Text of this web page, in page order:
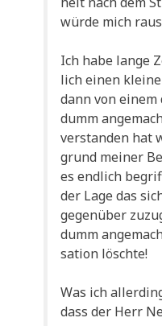
wür­de mich
Ich habe lan­ge
lich einen
dann von
dumm
ver­stan­den hat
grund mei­ner
es end­lich
der Lage das
gegen­über
dumm
sa­ti­on löschte!
Was ich
dass der Herr